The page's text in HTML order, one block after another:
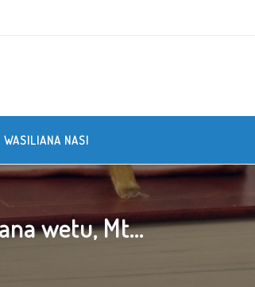
WASILIANA NASI
wetu, Mt...